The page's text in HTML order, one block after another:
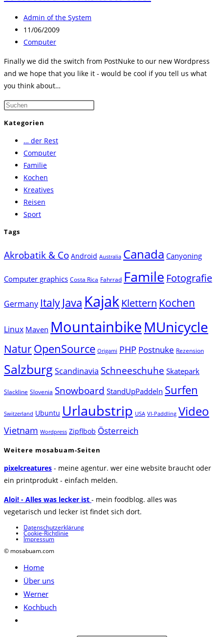
Beitrags-
Autor:
Admin of the System
Beitrag
veröffentlicht:
11/06/2009
Beitrags-
Computer
Finally we did the switch from PostNuke to our new Wordpress
and we hope that you like it - would be cool if you tell us what
you think about…
Kategorien
… der Rest
Computer
Familie
Kochen
Kreatives
Reisen
Sport
Tags
Akrobatik & Co Android Australia Canada Canyoning
Computer graphics Costa Rica Fahrrad Famile Fotografie
Germany Italy Java Kajak Klettern Kochen
Linux Maven MountainbikeMUnicycle
NaturOpenSource Origami PHP Postnuke Rezension
SalzburgScandinavia Schneeschuhe Skatepark
Slackline Slovenia Snowboard StandUpPaddeln Surfen
Switzerland Ubuntu Urlaubstrip USA VI-Paddling Video
Vietnam Wordpress Zipflbob Österreich
Weitere mosabuam-Seiten
pixelcreatures - meine agentur. wer eine website braucht oder
ein printprodukt - einfach melden.
Aloi! - Alles was lecker ist - mein foodblog. alles was
vegetarisch und lecker ist findet sich dort.
Datenschutzerklärung
Cookie-Richtlinie
Impressum
© mosabuam.com
Home
Über uns
Werner
Kochbuch